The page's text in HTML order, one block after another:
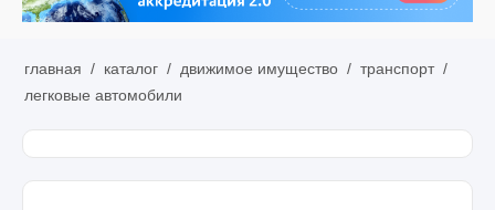
главная / каталог / движимое имущество / транспорт /
легковые автомобили